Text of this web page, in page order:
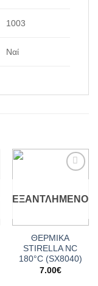
1003
Ναί
ΕΞΑΝΤΛΗΜΈΝΟ
ΘΕΡΜΙΚΑ
STIRELLA NC
180°C (SX8040)
7.00€